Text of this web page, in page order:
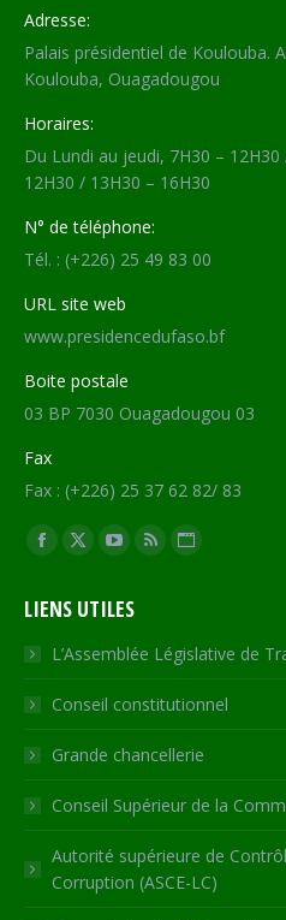
Adresse:
Palais présidentiel de Koulouba.
Koulouba, Ouagadougou
Horaires:
Du Lundi au jeudi, 7H30 –
12H30 / 13H30 – 16H30
N° de téléphone:
Tél. : (+226) 25 49 83 00
URL site web
www.presidencedufaso.bf
Boite postale
03 BP 7030 Ouagadougou 03
Fax
Fax : (+226) 25 37 62 82/ 83
Trouvez nous sur :
Facebook
opens
in
new
window
X
opens
in
new
window
YouTube
opens
in
new
window
RSS
in
new
window
Site
opens
in
new
LIENS UTILES
L’Assemblée Législative de
Conseil constitutionnel
Grande chancellerie
Conseil Supérieur de la
Autorité supérieure de
Corruption (ASCE-LC)